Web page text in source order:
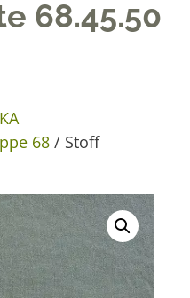
68.45.50
68 / Stoff